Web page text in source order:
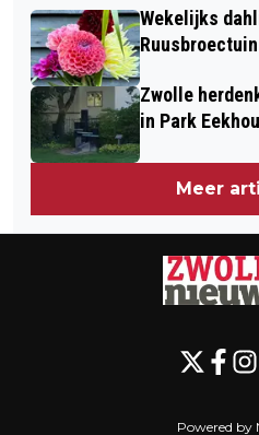
KOMT ER AAN
GORDELROOS
Wekelijks
Zwolle
in Park
Meer
Powered by